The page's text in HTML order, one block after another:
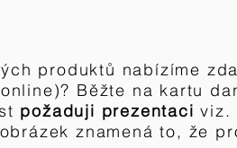
produktů nabízíme
Běžte na kartu
požaduji prezentaci viz.
znamená to, že